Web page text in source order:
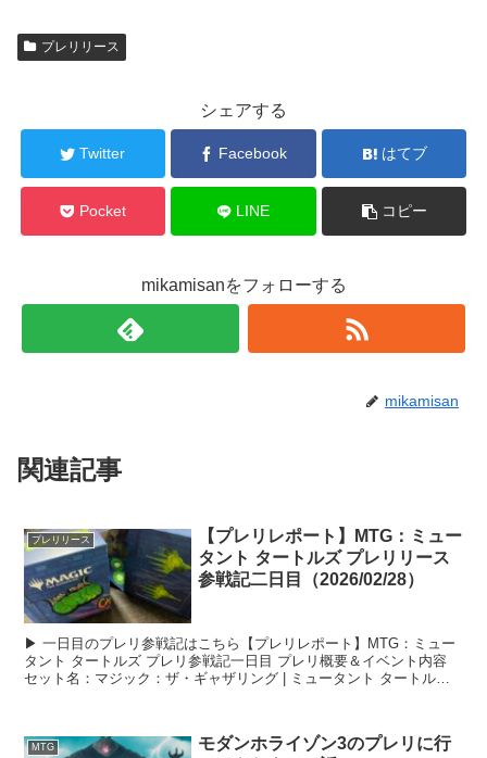
プレリリース
シェアする
Twitter Facebook はてブ
Pocket LINE コピー
mikamisanをフォローする
mikamisan
関連記事
プレリリース
【プレリレポート】MTG：ミュー
タント タートルズ プレリリース
参戦記二日目（2026/02/28）
▶ 一日目のプレリ参戦記はこちら【プレリレポート】MTG：ミュー
タント タートルズ プレリ参戦記一日目 プレリ概要＆イベント内容
セット名：マジック：ザ・ギャザリング | ミュータント タートルズ
MTG
モダンホライゾン3のプレリに行